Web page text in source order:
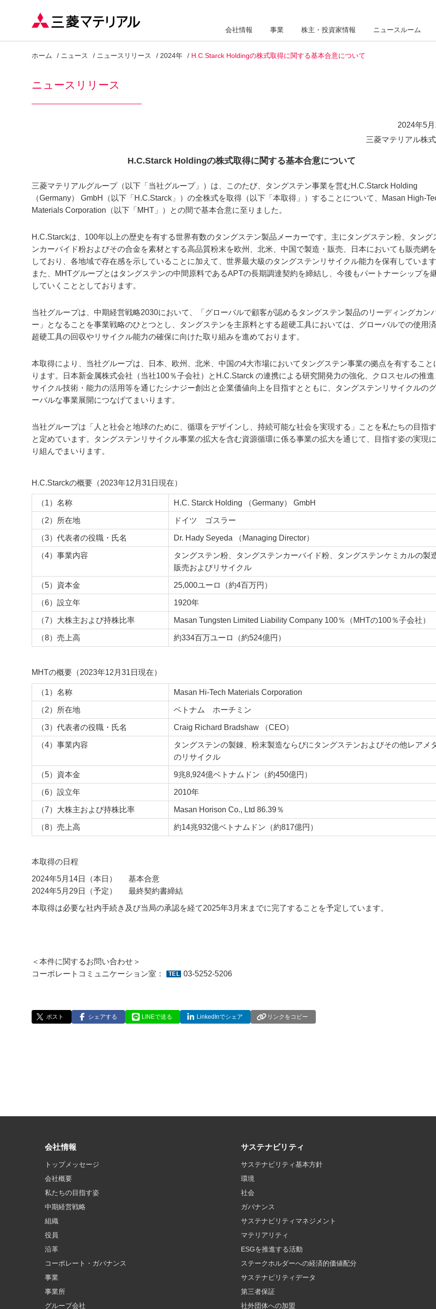
会社情報 事業 株主・投資家情報 ニュースルーム
ホーム ニュース ニュースリリース 2024年 H.C.Starck Holdingの株式取得に関する基本合意について
ニュースリリース
2024年5
三菱マテリアル株
H.C.Starck Holdingの株式取得に関する基本合意について
三菱マテリアルグループ（以下「当社グループ」）は、このたび、タングステン事業を営むH.C.Starck Holding
（Germany） GmbH（以下「H.C.Starck」）の全株式を取得（以下「本取得」）することについて、Masan High-
Materials Corporation（以下「MHT」）との間で基本合意に至りました。
H.C.Starckは、100年以上の歴史を有する世界有数のタングステン製品メーカーです。主にタングステン粉、タング
ンカーバイド粉およびその合金を素材とする高品質粉末を欧州、北米、中国で製造・販売、日本においても販売網
しており、各地域で存在感を示していることに加えて、世界最大級のタングステンリサイクル能力を保有していま
また、MHTグループとはタングステンの中間原料であるAPTの長期調達契約を締結し、今後もパートナーシップを
していくこととしております。
当社グループは、中期経営戦略2030において、「グローバルで顧客が認めるタングステン製品のリーディングカン
ー」となることを事業戦略のひとつとし、タングステンを主原料とする超硬工具においては、グローバルでの使用
超硬工具の回収やリサイクル能力の確保に向けた取り組みを進めております。
本取得により、当社グループは、日本、欧州、北米、中国の4大市場においてタングステン事業の拠点を有すること
ります。日本新金属株式会社（当社100％子会社）とH.C.Starck の連携による研究開発力の強化、クロスセルの推進
サイクル技術・能力の活用等を通じたシナジー創出と企業価値向上を目指すとともに、タングステンリサイクルの
ーバルな事業展開につなげてまいります。
当社グループは「人と社会と地球のために、循環をデザインし、持続可能な社会を実現する」ことを私たちの目指
と定めています。タングステンリサイクル事業の拡大を含む資源循環に係る事業の拡大を通じて、目指す姿の実現
り組んでまいります。
H.C.Starckの概要（2023年12月31日現在）
（1）名称 H.C. Starck Holding （Germany） GmbH
（2）所在地 ドイツ ゴスラー
（3）代表者の役職・氏名 Dr. Hady Seyeda （Managing Director）
（4）事業内容
タングステン粉、タングステンカーバイド粉、タングステンケミカルの製
販売およびリサイクル
（5）資本金 25,000ユーロ（約4百万円）
（6）設立年 1920年
（7）大株主および持株比率 Masan Tungsten Limited Liability Company 100％（MHTの100％子会社）
（8）売上高 約334百万ユーロ（約524億円）
MHTの概要（2023年12月31日現在）
（1）名称 Masan Hi-Tech Materials Corporation
（2）所在地 ベトナム ホーチミン
（3）代表者の役職・氏名 Craig Richard Bradshaw （CEO）
（4）事業内容
タングステンの製錬、粉末製造ならびにタングステンおよびその他レアメ
のリサイクル
（5）資本金 9兆8,924億ベトナムドン（約450億円）
（6）設立年 2010年
（7）大株主および持株比率 Masan Horison Co., Ltd 86.39％
（8）売上高 約14兆932億ベトナムドン（約817億円）
本取得の日程
2024年5月14日（本日）
基本合意
2024年5月29日（予定）
最終契約書締結
本取得は必要な社内手続き及び当局の承認を経て2025年3月末までに完了することを予定しています。
＜本件に関するお問い合わせ＞
コーポレートコミュニケーション室：
03-5252-5206
ポスト シェアする LINEで送る LinkedInでシェア リンクをコピー
会社情報
トップメッセージ
会社概要
私たちの目指す姿
中期経営戦略
組織
役員
沿革
コーポレート・ガバナンス
事業
事業所
グループ会社
サステナビリティ
サステナビリティ基本方針
環境
社会
ガバナンス
サステナビリティマネジメント
マテリアリティ
ESGを推進する活動
ステークホルダーへの経済的価値配分
サステナビリティデータ
第三者保証
社外団体への加盟